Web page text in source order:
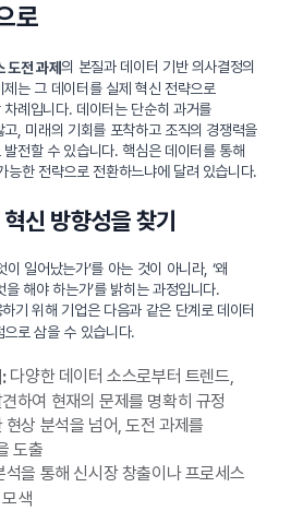
로
도전 과제의 본질과 데이터 기반 의사결정의
는 그 데이터를 실제 혁신 전략으로
례입니다. 데이터는 단순히 과거를
, 미래의 기회를 포착하고 조직의 경쟁력을
전할 수 있습니다. 핵심은 데이터를 통해
능한 전략으로 전환하느냐에 달려 있습니다.
신 방향성을 찾기
이 일어났는가’를 아는 것이 아니라, ‘왜
을 해야 하는가’를 밝히는 과정입니다.
기 위해 기업은 다음과 같은 단계로 데이터
로 삼을 수 있습니다.
다양한 데이터 소스로부터 트렌드,
하여 현재의 문제를 명확히 규정
상 분석을 넘어, 도전 과제를
도출
을 통해 신시장 창출이나 프로세스
색